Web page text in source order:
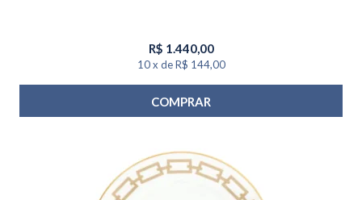
R$ 1.440,00
10 x de R$ 144,00
COMPRAR